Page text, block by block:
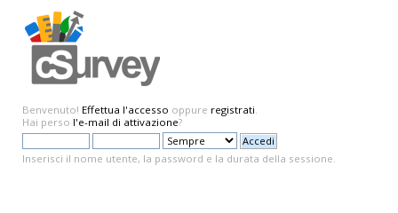
Benvenuto! Effettua l'accesso oppure registrati.
Hai perso l'e-mail di attivazione?
Inserisci il nome utente, la password e la durata della sessione.